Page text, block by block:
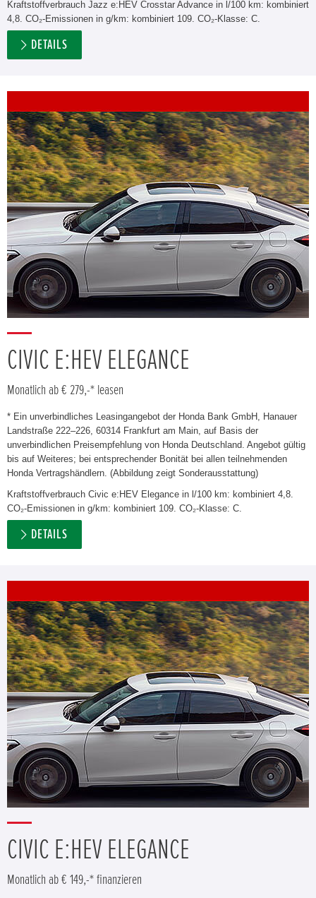
Kraftstoffverbrauch Jazz e:HEV Crosstar Advance in l/100 km: kombiniert
4,8. CO₂-Emissionen in g/km: kombiniert 109. CO₂-Klasse: C.
DETAILS
CIVIC E:HEV ELEGANCE
Monatlich ab € 279,-* leasen
* Ein unverbindliches Leasingangebot der Honda Bank GmbH, Hanauer
Landstraße 222–226, 60314 Frankfurt am Main, auf Basis der
unverbindlichen Preisempfehlung von Honda Deutschland. Angebot gültig
bis auf Weiteres; bei entsprechender Bonität bei allen teilnehmenden
Honda Vertragshändlern. (Abbildung zeigt Sonderausstattung)
Kraftstoffverbrauch Civic e:HEV Elegance in l/100 km: kombiniert 4,8.
CO₂-Emissionen in g/km: kombiniert 109. CO₂-Klasse: C.
DETAILS
CIVIC E:HEV ELEGANCE
Monatlich ab € 149,-* finanzieren